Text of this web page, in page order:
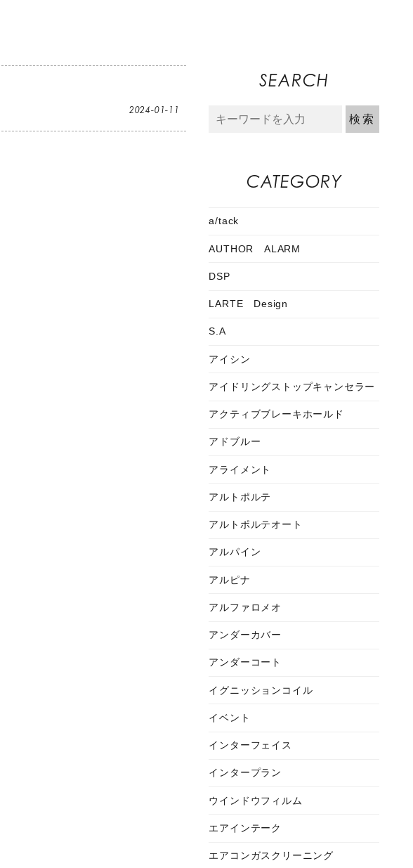
2024-01-11
SEARCH
CATEGORY
a/tack
AUTHOR ALARM
DSP
LARTE Design
S.A
アイシン
アイドリングストップキャンセラー
アクティブブレーキホールド
アドブルー
アライメント
アルトポルテ
アルトポルテオート
アルパイン
アルピナ
アルファロメオ
アンダーカバー
アンダーコート
イグニッションコイル
イベント
インターフェイス
インタープラン
ウインドウフィルム
エアインテーク
エアコンガスクリーニング